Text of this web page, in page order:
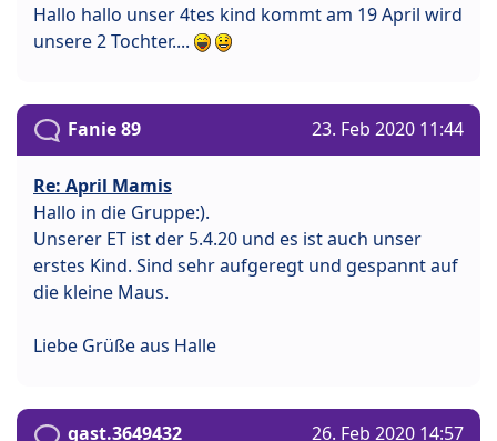
Hallo hallo unser 4tes kind kommt am 19 April wird
unsere 2 Tochter....
Fanie 89 23. Feb 2020 11:44
Re: April Mamis
Hallo in die Gruppe:).
Unserer ET ist der 5.4.20 und es ist auch unser
erstes Kind. Sind sehr aufgeregt und gespannt auf
die kleine Maus.
Liebe Grüße aus Halle
gast.3649432 26. Feb 2020 14:57